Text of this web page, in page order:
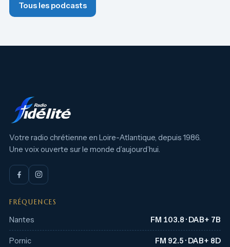
Tous les podcasts
Votre radio chrétienne en Loire-Atlantique, depuis 1986.
Une voix ouverte sur le monde d’aujourd’hui.
FRÉQUENCES
Nantes FM 103.8 · DAB+ 7B
Pornic FM 92.5 · DAB+ 8D